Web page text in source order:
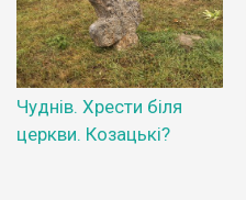
Чуднів. Хрести біля
церкви. Козацькі?